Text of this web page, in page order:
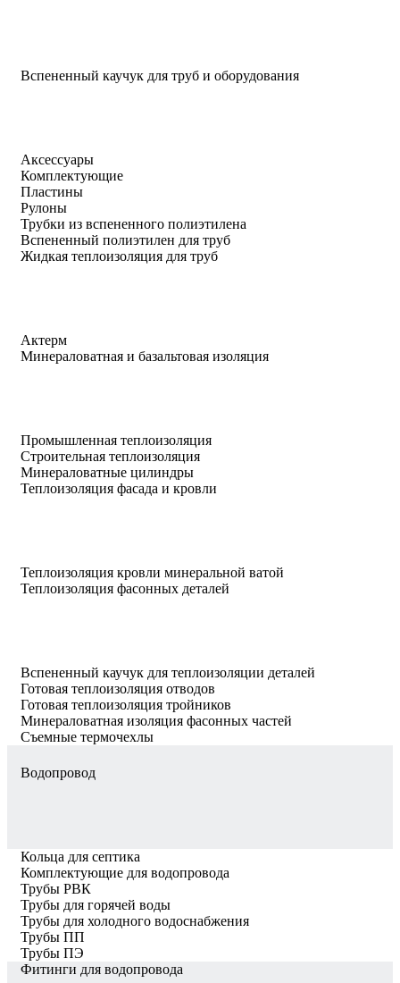
Вспененный каучук для труб и оборудования
Аксессуары
Комплектующие
Пластины
Рулоны
Трубки из вспененного полиэтилена
Вспененный полиэтилен для труб
Жидкая теплоизоляция для труб
Актерм
Минераловатная и базальтовая изоляция
Промышленная теплоизоляция
Строительная теплоизоляция
Минераловатные цилиндры
Теплоизоляция фасада и кровли
Теплоизоляция кровли минеральной ватой
Теплоизоляция фасонных деталей
Вспененный каучук для теплоизоляции деталей
Готовая теплоизоляция отводов
Готовая теплоизоляция тройников
Минераловатная изоляция фасонных частей
Съемные термочехлы
Водопровод
Кольца для септика
Комплектующие для водопровода
Трубы РВК
Трубы для горячей воды
Трубы для холодного водоснабжения
Трубы ПП
Трубы ПЭ
Фитинги для водопровода